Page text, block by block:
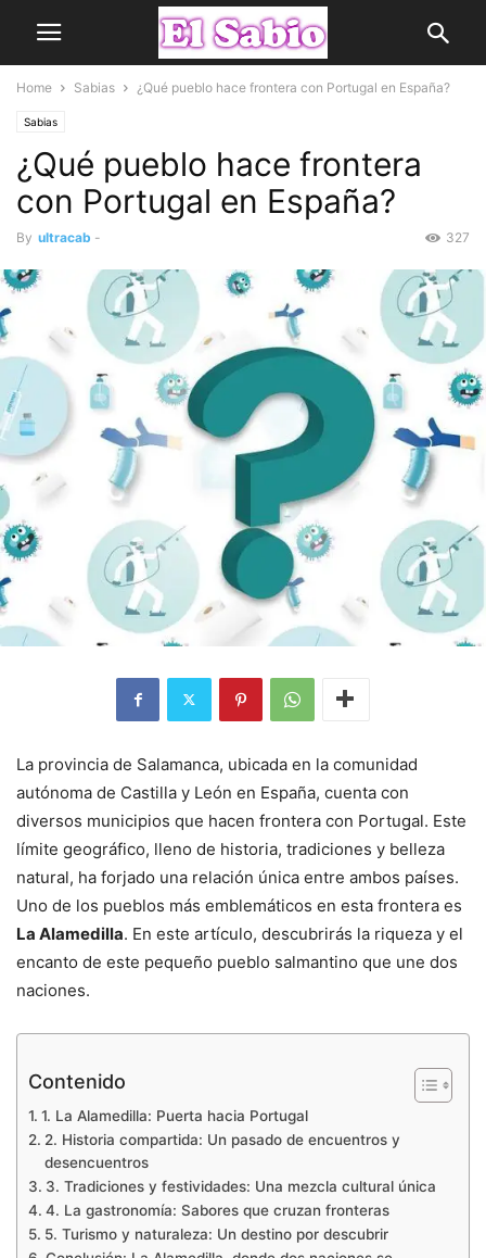
Home Sabias ¿Qué pueblo hace frontera con Portugal en España?
Sabias
¿Qué pueblo hace frontera
con Portugal en España?
By ultracab - 327
La provincia de Salamanca, ubicada en la comunidad
autónoma de Castilla y León en España, cuenta con
diversos municipios que hacen frontera con Portugal. Este
límite geográfico, lleno de historia, tradiciones y belleza
natural, ha forjado una relación única entre ambos países.
Uno de los pueblos más emblemáticos en esta frontera es
La Alamedilla. En este artículo, descubrirás la riqueza y el
encanto de este pequeño pueblo salmantino que une dos
naciones.
Contenido
1. La Alamedilla: Puerta hacia Portugal
2. Historia compartida: Un pasado de encuentros y
desencuentros
3. Tradiciones y festividades: Una mezcla cultural única
4. La gastronomía: Sabores que cruzan fronteras
5. Turismo y naturaleza: Un destino por descubrir